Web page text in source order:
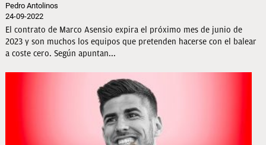
Pedro Antolinos
24-09-2022
El contrato de Marco Asensio expira el próximo mes de junio de
2023 y son muchos los equipos que pretenden hacerse con el balear
a coste cero. Según apuntan...